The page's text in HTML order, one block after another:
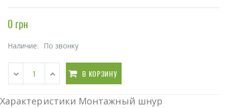
0 грн
Наличие: По звонку
В КОРЗИНУ
Характеристики Монтажный шнур